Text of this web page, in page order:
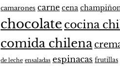
camarones carne cena
chocolate cocina
comida chilena
de leche ensaladas espinacas frutillas